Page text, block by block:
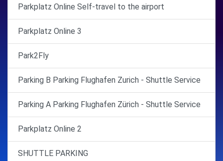
Parkplatz Online Self-travel to the airport
Parkplatz Online 3
Park2Fly
Parking B Parking Flughafen Zurich - Shuttle Service
Parking A Parking Flughafen Zürich - Shuttle Service
Parkplatz Online 2
SHUTTLE PARKING